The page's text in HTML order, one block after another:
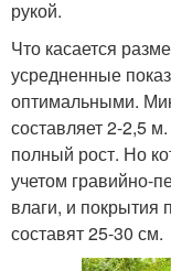
рукой.
Что касается
усредненные
оптимальными.
составляет 2-2,5
полный рост. Но
учетом гравийно-
влаги, и покрытия
составят 25-30 см.